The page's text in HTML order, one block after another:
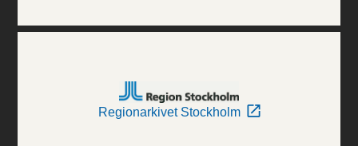
Regionarkivet Stockholm